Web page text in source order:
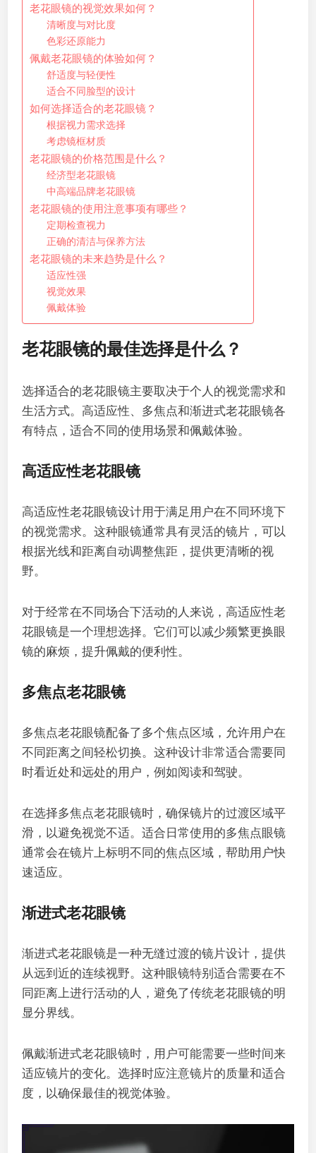
老花眼镜的视觉效果如何？
清晰度与对比度
色彩还原能力
佩戴老花眼镜的体验如何？
舒适度与轻便性
适合不同脸型的设计
如何选择适合的老花眼镜？
根据视力需求选择
考虑镜框材质
老花眼镜的价格范围是什么？
经济型老花眼镜
中高端品牌老花眼镜
老花眼镜的使用注意事项有哪些？
定期检查视力
正确的清洁与保养方法
老花眼镜的未来趋势是什么？
适应性强
视觉效果
佩戴体验
老花眼镜的最佳选择是什么？
选择适合的老花眼镜主要取决于个人的视觉需求和
生活方式。高适应性、多焦点和渐进式老花眼镜各
有特点，适合不同的使用场景和佩戴体验。
高适应性老花眼镜
高适应性老花眼镜设计用于满足用户在不同环境下
的视觉需求。这种眼镜通常具有灵活的镜片，可以
根据光线和距离自动调整焦距，提供更清晰的视
野。
对于经常在不同场合下活动的人来说，高适应性老
花眼镜是一个理想选择。它们可以减少频繁更换眼
镜的麻烦，提升佩戴的便利性。
多焦点老花眼镜
多焦点老花眼镜配备了多个焦点区域，允许用户在
不同距离之间轻松切换。这种设计非常适合需要同
时看近处和远处的用户，例如阅读和驾驶。
在选择多焦点老花眼镜时，确保镜片的过渡区域平
滑，以避免视觉不适。适合日常使用的多焦点眼镜
通常会在镜片上标明不同的焦点区域，帮助用户快
速适应。
渐进式老花眼镜
渐进式老花眼镜是一种无缝过渡的镜片设计，提供
从远到近的连续视野。这种眼镜特别适合需要在不
同距离上进行活动的人，避免了传统老花眼镜的明
显分界线。
佩戴渐进式老花眼镜时，用户可能需要一些时间来
适应镜片的变化。选择时应注意镜片的质量和适合
度，以确保最佳的视觉体验。